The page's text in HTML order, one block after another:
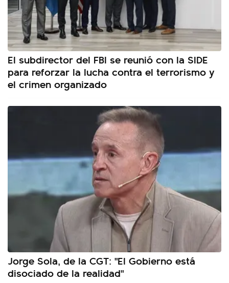
El subdirector del FBI se reunió con la SIDE
para reforzar la lucha contra el terrorismo y
el crimen organizado
Jorge Sola, de la CGT: "El Gobierno está
disociado de la realidad"